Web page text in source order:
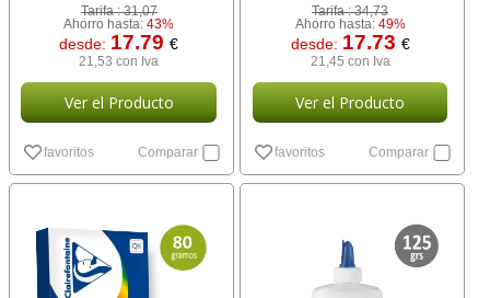
Tarifa :31,07
Ahorro hasta:43%
desde: 17.79€
21,53 con Iva
Ver el Producto
favoritos Comparar
Tarifa :34,73
Ahorro hasta: 49%
desde: 17.73 €
21,45 con Iva
Ver el Producto
favoritos Comparar